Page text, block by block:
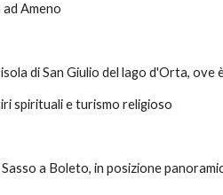
Ameno
di San Giulio del lago d'Orta, ove
spirituali e turismo religioso
a Boleto, in posizione